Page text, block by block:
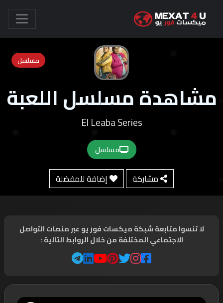
مشاهدة مسلسل اللعبة
El Leaba Series
مسلسل
مسلسل
مشاركة إضافة للمفضلة
لا تنسوا متابعة شبكة ميكسات فور يو عبر منصات التواصل
الاجتماعي المختلفة من خلال الروابط التالية :